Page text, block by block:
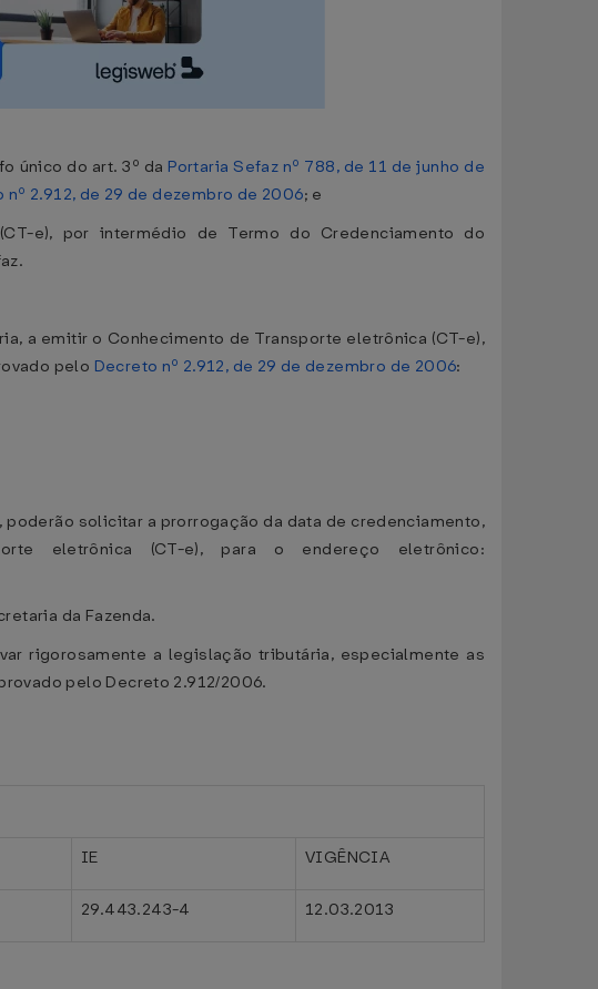
único do art. 3º da Portaria Sefaz nº 788, de 11 de junho de
nº 2.912, de 29 de dezembro de 2006; e
e), por intermédio de Termo do Credenciamento do
a emitir o Conhecimento de Transporte eletrônica (CT-e),
pelo Decreto nº 2.912, de 29 de dezembro de 2006:
solicitar a prorrogação da data de credenciamento,
eletrônica (CT-e), para o endereço eletrônico:
da Fazenda.
rigorosamente a legislação tributária, especialmente as
pelo Decreto 2.912/2006.
IE VIGÊNCIA
29.443.243-4 12.03.2013